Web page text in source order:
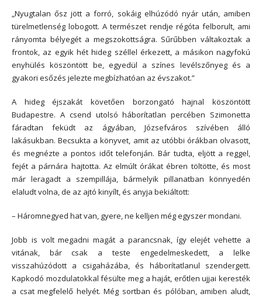
„Nyugtalan ősz jött a forró, sokáig elhúzódó nyár után, amiben
türelmetlenség lobogott. A természet rendje régóta felborult, ami
rányomta bélyegét a megszokottságra. Sűrűbben váltakoztak a
frontok, az egyik hét hideg széllel érkezett, a másikon nagyfokú
enyhülés köszöntött be, egyedül a színes levélszőnyeg és a
gyakori esőzés jelezte megbízhatóan az évszakot.”
A hideg éjszakát követően borzongató hajnal köszöntött
Budapestre. A csend utolsó háborítatlan percében Szimonetta
fáradtan feküdt az ágyában, Józsefváros szívében álló
lakásukban. Becsukta a könyvet, amit az utóbbi órákban olvasott,
és megnézte a pontos időt telefonján. Bár tudta, eljött a reggel,
fejét a párnára hajtotta. Az elmúlt órákat ébren töltötte, és most
már leragadt a szempillája, bármelyik pillanatban könnyedén
elaludt volna, de az ajtó kinyílt, és anyja bekiáltott:
– Háromnegyed hat van, gyere, ne kelljen még egyszer mondani.
Jobb is volt megadni magát a parancsnak, így elejét vehette a
vitának, bár csak a teste engedelmeskedett, a lelke
visszahúzódott a csigaházába, és háborítatlanul szendergett.
Kapkodó mozdulatokkal fésülte meg a haját, erőtlen ujjai keresték
a csat megfelelő helyét. Még sortban és pólóban, amiben aludt,